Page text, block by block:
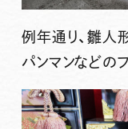
例年通り、雛人
パンマンなどの